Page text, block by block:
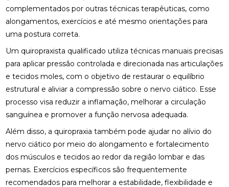
complementados por outras técnicas terapêuticas, como
alongamentos, exercícios e até mesmo orientações para
uma postura correta.
Um quiropraxista qualificado utiliza técnicas manuais precisas
para aplicar pressão controlada e direcionada nas articulações
e tecidos moles, com o objetivo de restaurar o equilíbrio
estrutural e aliviar a compressão sobre o nervo ciático. Esse
processo visa reduzir a inflamação, melhorar a circulação
sanguínea e promover a função nervosa adequada.
Além disso, a quiropraxia também pode ajudar no alívio do
nervo ciático por meio do alongamento e fortalecimento
dos músculos e tecidos ao redor da região lombar e das
pernas. Exercícios específicos são frequentemente
recomendados para melhorar a estabilidade, flexibilidade e
MELHOR ATENDIMENTO NA SUA REGIÃO
ACUPUNTURA PERTO DE MIM: ENCONTRE O
MELHOR ATENDIMENTO PARA SEU BEM-ESTAR
ACUPUNTURA RJ: ALÍVIO E BEM-ESTAR
ACUPUNTURA RJ: DESCUBRA OS BENEFÍCIOS E
ONDE ENCONTRAR
SUA SAÚDE
BENEFÍCIOS DA ACUPUNTURA PARA SAÚDE
BENEFÍCIOS DA ACUPUNTURA RJ PARA SAÚDE E
BEM-ESTAR